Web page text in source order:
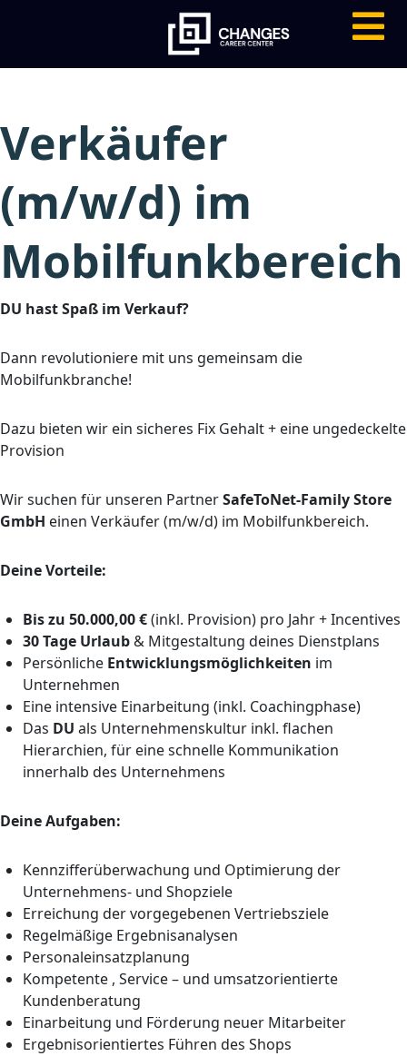
Verkäufer
(m/w/d) im
Mobilfunkbereich
DU hast Spaß im Verkauf?
Dann revolutioniere mit uns gemeinsam die
Mobilfunkbranche!
Dazu bieten wir ein sicheres Fix Gehalt + eine ungedeckelte
Provision
Wir suchen für unseren PartnerSafeToNet-Family Store
GmbH einen Verkäufer (m/w/d) im Mobilfunkbereich.
Deine Vorteile:
Bis zu 50.000,00 €(inkl. Provision) pro Jahr + Incentives
30 Tage Urlaub& Mitgestaltung deines Dienstplans
Persönliche Entwicklungsmöglichkeiten im
Unternehmen
Eine intensive Einarbeitung (inkl. Coachingphase)
Das DU als Unternehmenskultur inkl. flachen
Hierarchien, für eine schnelle Kommunikation
innerhalb des Unternehmens
Deine Aufgaben:
Kennzifferüberwachung und Optimierung der
Unternehmens- und Shopziele
Erreichung der vorgegebenen Vertriebsziele
Regelmäßige Ergebnisanalysen
Personaleinsatzplanung
Kompetente , Service – und umsatzorientierte
Kundenberatung
Einarbeitung und Förderung neuer Mitarbeiter
Ergebnisorientiertes Führen des Shops